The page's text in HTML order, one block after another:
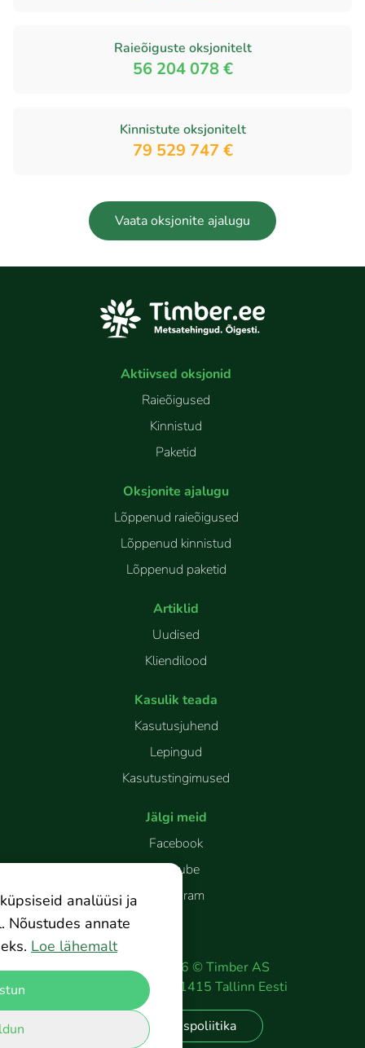
Raieõiguste oksjonitelt
56 204 078 €
Kinnistute oksjonitelt
79 529 747 €
Vaata oksjonite ajalugu
analüüsi ja
Nõustudes annate
Loe lähemalt
Aktiivsed oksjonid
Raieõigused
Kinnistud
Paketid
Oksjonite ajalugu
Lõppenud raieõigused
Lõppenud kinnistud
Lõppenud paketid
Artiklid
Uudised
Kliendilood
Kasulik teada
Kasutusjuhend
Lepingud
Kasutustingimused
Jälgi meid
Facebook
Youtube
Instagram
Copyright 2026 ©Timber AS
Peterburi tee 2
11415 Tallinn Eesti
Privaatsuspoliitika